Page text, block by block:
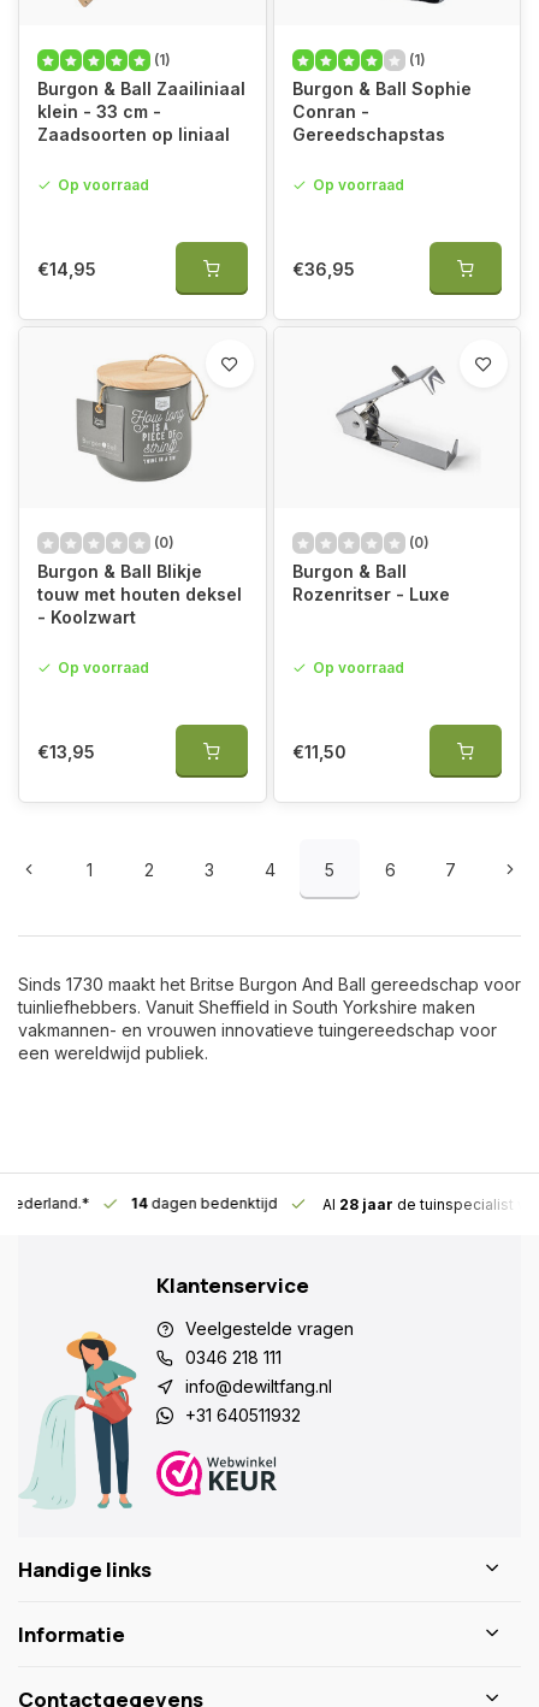
(1)
Burgon & Ball Zaailiniaal
klein - 33 cm -
Zaadsoorten op liniaal
Op voorraad
€14,95
(1)
Burgon & Ball Sophie
Conran -
Gereedschapstas
Op voorraad
€36,95
(0)
Burgon & Ball Blikje
touw met houten deksel
- Koolzwart
Op voorraad
€13,95
(0)
Burgon & Ball
Rozenritser - Luxe
Op voorraad
€11,50
1 2 3 4 5 6 7
Sinds 1730 maakt het Britse Burgon And Ball gereedschap voor
tuinliefhebbers. Vanuit Sheffield in South Yorkshire maken
vakmannen- en vrouwen innovatieve tuingereedschap voor
een wereldwijd publiek.
Nederland.* 14dagen bedenktijd Al 28 jaar de tuinspecialist
Klantenservice
Veelgestelde vragen
0346 218 111
info@dewiltfang.nl
+31 640511932
Handige links
Informatie
Contactgegevens